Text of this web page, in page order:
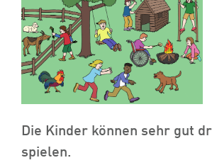
Die Kinder können sehr gut
spielen.